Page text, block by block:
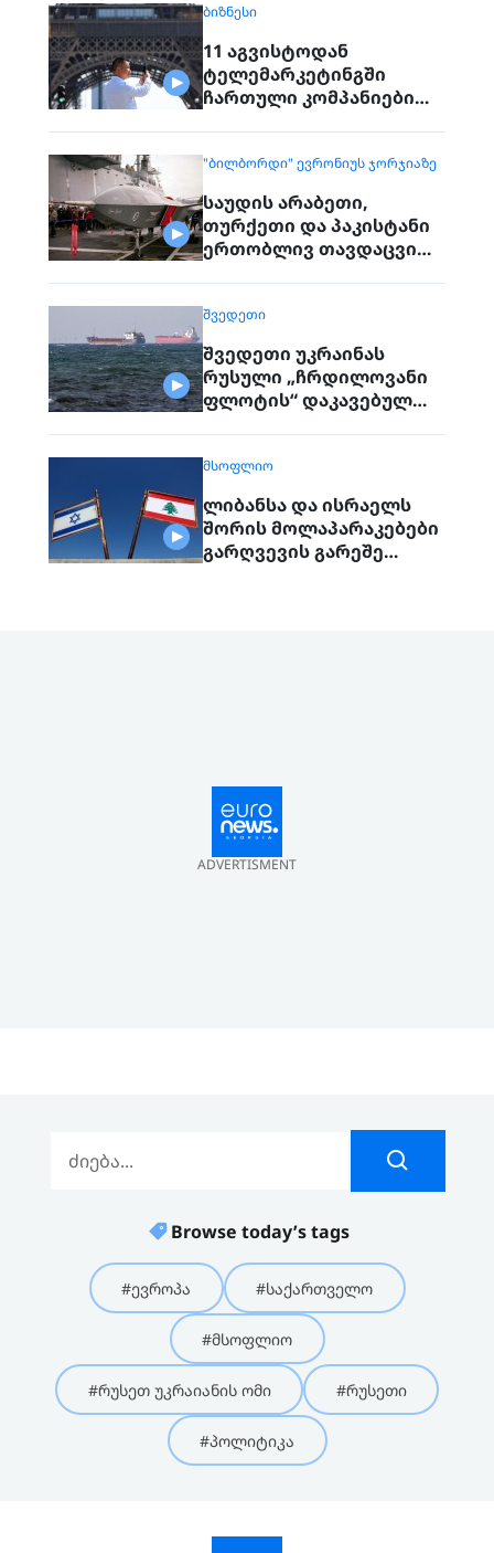
გაქრა თურანული ვეფხვი
ᲑᲘᲖᲜᲔᲡᲘ
11 აგვისტოდან
ტელემარკეტინგში
ჩართული კომპანიები
მოქალაქეებს
"ᲑᲘᲚᲑᲝᲠᲓᲘ" ᲔᲕᲠᲝᲜᲘᲣᲡ ᲯᲝᲠᲯᲘᲐᲖᲔ
საუდის არაბეთი,
თურქეთი და პაკისტანი
ერთობლივ თავდაცვით
ᲨᲕᲔᲓᲔᲗᲘ
შვედეთი უკრაინას
რუსული „ჩრდილოვანი
ფლოტის“ დაკავებულ
ᲛᲡᲝᲤᲚᲘᲝ
ლიბანსა და ისრაელს
შორის მოლაპარაკებები
გარღვევის გარეშე
ADVERTISMENT
Browse today’s tags
#ევროპა #საქართველო
#მსოფლიო
#რუსეთ უკრაიანის ომი #რუსეთი
#პოლიტიკა